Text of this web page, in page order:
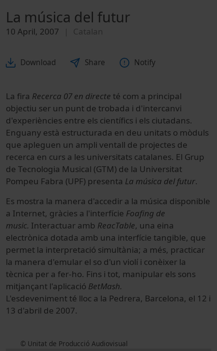
La música del futur
10 April, 2007 Catalan
Download Share Notify
La fira Recerca 07 en directe té com a principal
objectiu ser un punt de trobada i d'intercanvi
d'experiències entre els científics i els ciutadans.
Enguany està estructurada en deu unitats o mòduls
que apleguen un ampli ventall de projectes de
recerca en curs a les universitats catalanes. El Grup
de Tecnologia Musical (GTM) de la Universitat
Pompeu Fabra (UPF) presenta La música del futur.
Es mostra la manera d'accedir a la música disponible
a Internet, gràcies a l'interfície Foafing de
music. Interactuar amb ReacTable, una eina
electrònica dotada amb una interfície tangible, que
permet la interpretació simultània; a més, practicar
la manera d'emular el so d'un violí i conèixer la
tècnica per a fer-ho. Fins i tot, manipular els sons
mitjançant l'aplicació BetMash.
L'esdeveniment té lloc a la Pedrera, Barcelona, el 12 i
13 d'abril de 2007.
© Unitat de Producció Audiovisual